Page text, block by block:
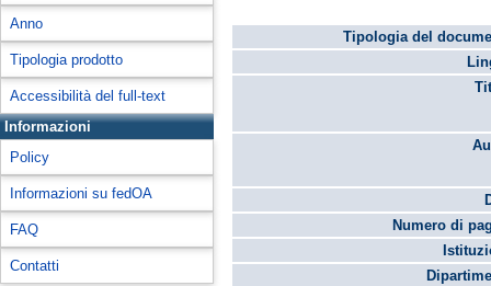
Anno
Tipologia prodotto
Accessibilità del full-text
Informazioni
Policy
Informazioni su fedOA
FAQ
Contatti
Tipologia del
Numero di